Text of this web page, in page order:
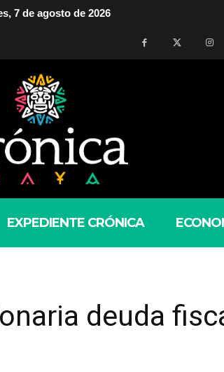
7 de agosto de 2026
EXPEDIENTE CRÓNICA
deuda